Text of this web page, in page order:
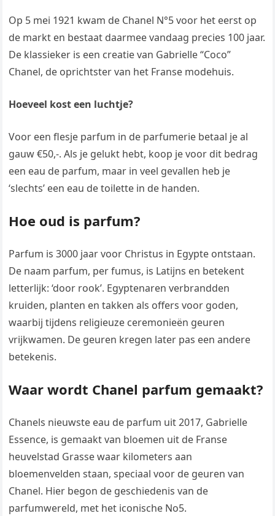
Op 5 mei 1921 kwam de Chanel N°5 voor het eerst op
de markt en bestaat daarmee vandaag precies 100 jaar.
De klassieker is een creatie van Gabrielle “Coco”
Chanel, de oprichtster van het Franse modehuis.
Hoeveel kost een luchtje?
Voor een flesje parfum in de parfumerie betaal je al
gauw €50,-. Als je gelukt hebt, koop je voor dit bedrag
een eau de parfum, maar in veel gevallen heb je
‘slechts’ een eau de toilette in de handen.
Hoe oud is parfum?
Parfum is 3000 jaar voor Christus in Egypte ontstaan.
De naam parfum, per fumus, is Latijns en betekent
letterlijk: ‘door rook’. Egyptenaren verbrandden
kruiden, planten en takken als offers voor goden,
waarbij tijdens religieuze ceremonieën geuren
vrijkwamen. De geuren kregen later pas een andere
betekenis.
Waar wordt Chanel parfum gemaakt?
Chanels nieuwste eau de parfum uit 2017, Gabrielle
Essence, is gemaakt van bloemen uit de Franse
heuvelstad Grasse waar kilometers aan
bloemenvelden staan, speciaal voor de geuren van
Chanel. Hier begon de geschiedenis van de
parfumwereld, met het iconische No5.